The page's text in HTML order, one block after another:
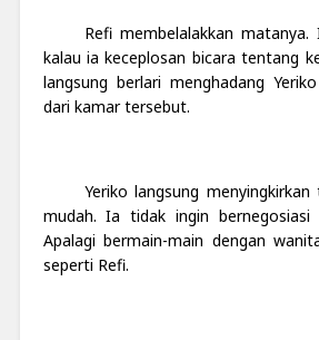
Refi membelalakkan
kalau ia keceplosan bicara tentang
langsung berlari menghadang
dari kamar tersebut.
Yeriko langsung
mudah. Ia tidak ingin bernegosiasi
Apalagi bermain-main dengan
seperti Refi.